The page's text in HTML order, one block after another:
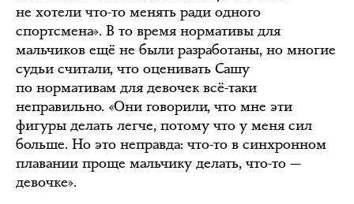
не хотели что-то менять ради одного
спортсмена». В то время нормативы для
мальчиков ещё не были разработаны, но многие
судьи считали, что оценивать Сашу
по нормативам для девочек всё-таки
неправильно. «Они говорили, что мне эти
фигуры делать легче, потому что у меня сил
больше. Но это неправда: что-то в синхронном
плавании проще мальчику делать, что-то —
девочке».